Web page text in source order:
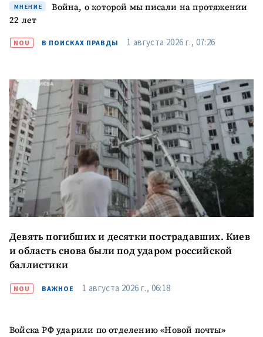
МНЕНИЕ
Война, о которой мы писали на протяжении
22 лет
NOU В ПОИСКАХ ПРАВДЫ 1 августа 2026 г., 07:26
Девять погибших и десятки пострадавших. Киев
и область снова были под ударом российской
баллистики
NOU ВАЖНОЕ 1 августа 2026 г., 06:18
Войска РФ ударили по отделению «Новой почты»